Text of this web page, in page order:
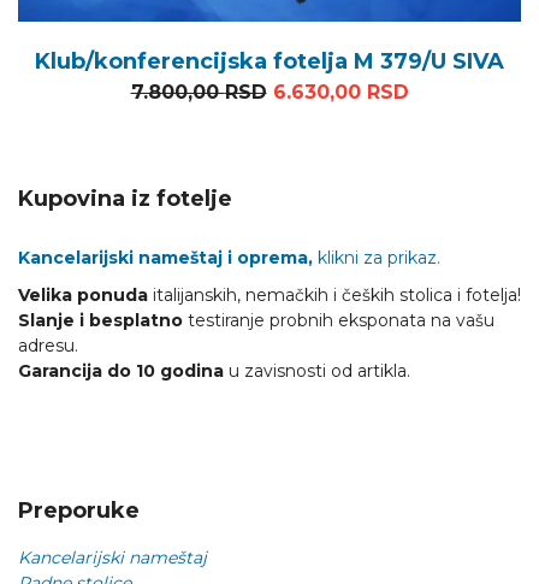
Klub/konferencijska fotelja M 379/U SIVA
7.800,00RSD Originalna cena je bila:
6.630,00 RSDTrenutna
Kupovina iz fotelje
Kancelarijski nameštaj i oprema, klikni za prikaz.
Velika ponuda italijanskih, nemačkih i čeških stolica i fotelja!
Slanje i besplatno testiranje probnih eksponata na vašu
adresu.
Garancija do 10 godina u zavisnosti od artikla.
Preporuke
Kancelarijski nameštaj